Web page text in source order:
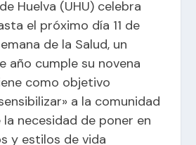
Huelva (UHU) celebra
el próximo día 11 de
de la Salud, un
año cumple su novena
como objetivo
a la comunidad
necesidad de poner en
y estilos de vida